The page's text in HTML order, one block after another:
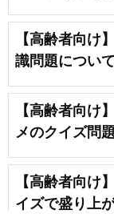
【高齢者向け
識問題につい
【高齢者向け
メのクイズ問題
【高齢者向け
イズで盛り上